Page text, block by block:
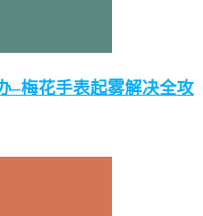
–梅花手表起雾解决全攻